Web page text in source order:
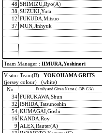
48 SHIMIZU,Ryo(A)
38 SUZUKI,Yuta
12 FUKUDA,Mitsuo
37 MUN,Jinhyuk
Team Manager : IIMURA,Yoshinori
Visitor Team(B) YOKOHAMA GRITS
(jersey colour) (white)
No.
Family and Given Name (+BP+C/A)
34 FURUKAWA,Shun
32 ISHIDA,Tatsunoshin
54 KUMAGAI,Goshi
16 KANDA,Roy
9 ALEX,Rauter(A)